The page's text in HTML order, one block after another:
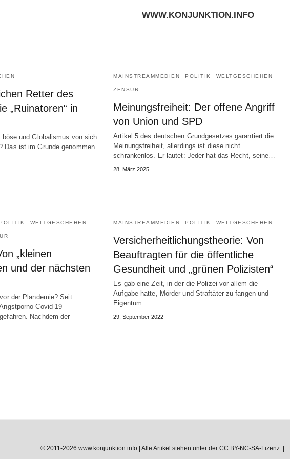
WWW.KONJUNKTION.INFO
Retter des
„Ruinatoren“ in
und Globalismus von sich
Das ist im Grunde genommen
MAINSTREAMMEDIEN POLITIK WELTGESCHEHEN
ZENSUR
Meinungsfreiheit: Der offene Angriff
von Union und SPD
Artikel 5 des deutschen Grundgesetzes garantiert die
Meinungsfreiheit, allerdings ist diese nicht
schrankenlos. Er lautet: Jeder hat das Recht, seine…
28. März 2025
WELTGESCHEHEN
„kleinen
und der nächsten
der Plandemie? Seit
Covid-19
Nachdem der
MAINSTREAMMEDIEN POLITIK WELTGESCHEHEN
Versicherheitlichungstheorie: Von
Beauftragten für die öffentliche
Gesundheit und „grünen Polizisten“
Es gab eine Zeit, in der die Polizei vor allem die
Aufgabe hatte, Mörder und Straftäter zu fangen und
Eigentum…
29. September 2022
© 2011-2026 www.konjunktion.info | Alle Artikel stehen unter der CC BY-NC-SA-Lizenz. |